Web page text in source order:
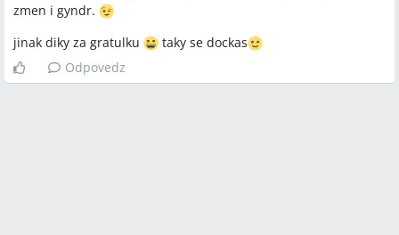
zmen i gyndr.
jinak diky za gratulku
taky se dockas
Odpovedz